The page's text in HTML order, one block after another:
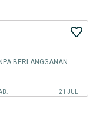
21 JUL